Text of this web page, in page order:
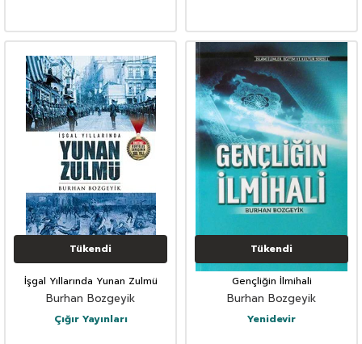
Tükendi
İşgal Yıllarında Yunan Zulmü
Burhan Bozgeyik
Çığır Yayınları
Tükendi
Gençliğin İlmihali
Burhan Bozgeyik
Yenidevir